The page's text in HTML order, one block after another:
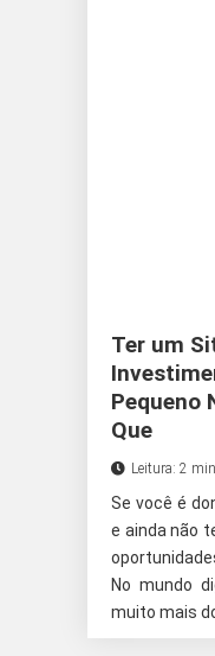
Ter um
Pequeno
Que
Leitura: 2 min
Se você é
e ainda não
No mundo
muito mais